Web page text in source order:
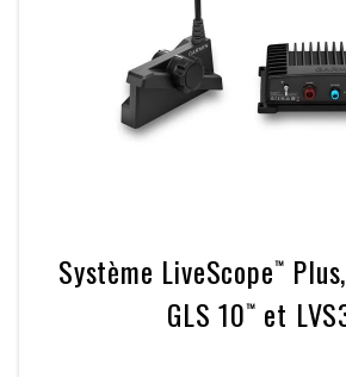
Système LiveScope™
GLS 10™ et